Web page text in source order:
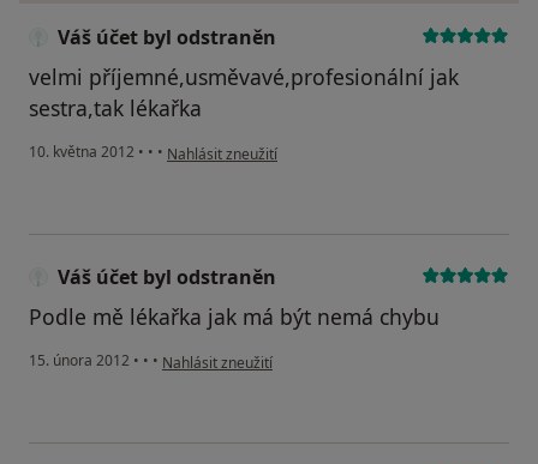
Váš účet byl odstraněn
velmi příjemné,usměvavé,profesionální jak
sestra,tak lékařka
10. května 2012 • • • podle názoru uživatele Váš účet byl odstraněn
Nahlásit zneužití
Váš účet byl odstraněn
Podle mě lékařka jak má být nemá chybu
15. února 2012 • • • podle názoru uživatele Váš účet byl odstraněn
Nahlásit zneužití